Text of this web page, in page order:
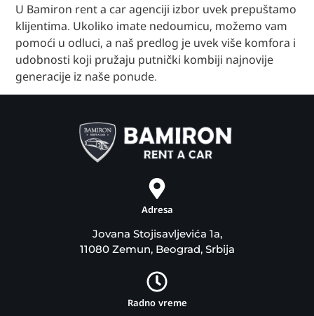
U Bamiron rent a car agenciji izbor uvek prepuštamo
klijentima. Ukoliko imate nedoumicu, možemo vam
pomoći u odluci, a naš predlog je uvek više komfora i
udobnosti koji pružaju putnički kombiji najnovije
generacije iz naše ponude.
Adresa
Jovana Stojisavljevića 1a,
11080 Zemun, Beograd, Srbija
Radno vreme